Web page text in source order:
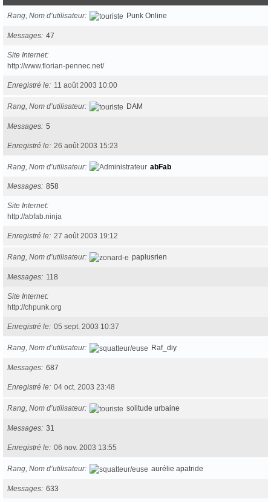
Rang, Nom d’utilisateur Punk Online
Messages 47
Site Internet
http://www.florian-pennec.net/
Enregistré le 11 août 2003 10:00
Rang, Nom d’utilisateur DAM
Messages 5
Enregistré le 26 août 2003 15:23
Rang, Nom d’utilisateur abFab
Messages 858
Site Internet
http://abfab.ninja
Enregistré le 27 août 2003 19:12
Rang, Nom d’utilisateur paplusrien
Messages 118
Site Internet
http://chpunk.org
Enregistré le 05 sept. 2003 10:37
Rang, Nom d’utilisateur Raf_diy
Messages 687
Enregistré le 04 oct. 2003 23:48
Rang, Nom d’utilisateur solitude urbaine
Messages 31
Enregistré le 06 nov. 2003 13:55
Rang, Nom d’utilisateur aurélie apatride
Messages 633